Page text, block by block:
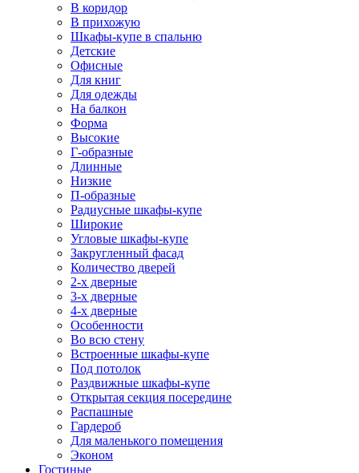
В коридор
В прихожую
Шкафы-купе в спальню
Детские
Офисные
Для книг
Для одежды
На балкон
Форма
Высокие
Г-образные
Длинные
Низкие
П-образные
Радиусные шкафы-купе
Широкие
Угловые шкафы-купе
Закругленный фасад
Количество дверей
2-х дверные
3-х дверные
4-х дверные
Особенности
Во всю стену
Встроенные шкафы-купе
Под потолок
Раздвижные шкафы-купе
Открытая секция посередине
Распашные
Гардероб
Для маленького помещения
Эконом
Гостиные